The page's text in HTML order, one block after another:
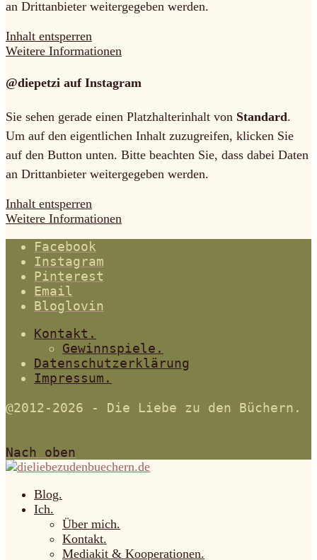
an Drittanbieter weitergegeben werden.
Inhalt entsperren
Weitere Informationen
@diepetzi auf Instagram
Sie sehen gerade einen Platzhalterinhalt von Standard.
Um auf den eigentlichen Inhalt zuzugreifen, klicken Sie
auf den Button unten. Bitte beachten Sie, dass dabei Daten
an Drittanbieter weitergegeben werden.
Inhalt entsperren
Weitere Informationen
Facebook
Instagram
Pinterest
Email
Bloglovin
Kontakt.
Gewinnspiele.
Datenschutzerklärung
Impressum.
@2012-2026 - Die Liebe zu den Büchern.
Nach oben
Blog.
Ich.
Über mich.
Kontakt.
Mediakit & Kooperationen.